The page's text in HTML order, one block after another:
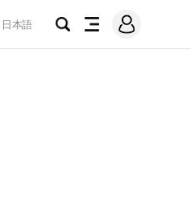
日本語
검
전
메
그